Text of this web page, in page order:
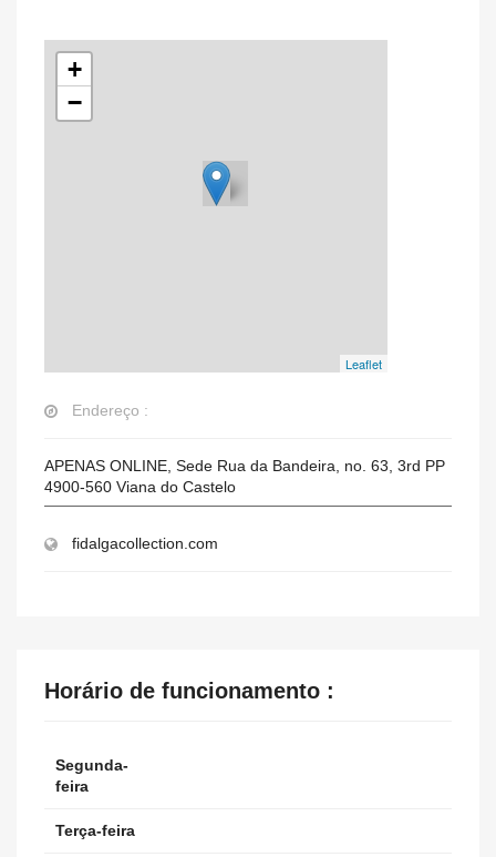
+
−
Leaflet
Endereço :
APENAS ONLINE, Sede Rua da Bandeira, no. 63, 3rd PP
4900-560 Viana do Castelo
fidalgacollection.com
Horário de funcionamento :
Segunda-
feira
Terça-feira